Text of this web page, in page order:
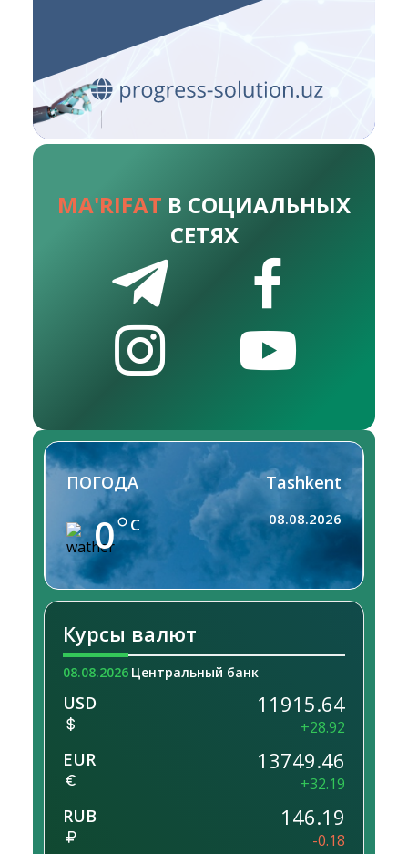
MA'RIFAT В СОЦИАЛЬНЫХ
СЕТЯХ
ПОГОДА
0 C
Tashkent
08.08.2026
Курсы валют
08.08.2026 Центральный банк
USD 11915.64
+28.92
EUR 13749.46
+32.19
RUB 146.19
-0.18